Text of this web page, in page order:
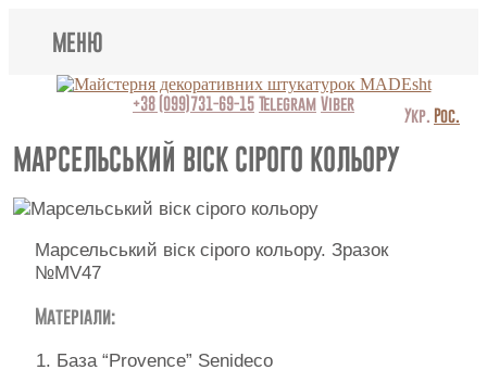
МЕНЮ
Lincrusta
Види штукатурок
Поклейка шпалер
Картини
Відео
+38 (099)731-69-15TelegramViber
МАРСЕЛЬСЬКИЙ ВІСК СІРОГО КОЛЬОРУ
Марсельський віск сірого кольору. Зразок
№MV47
Матеріали:
База “Provence” Senideco
Укр. Рос.